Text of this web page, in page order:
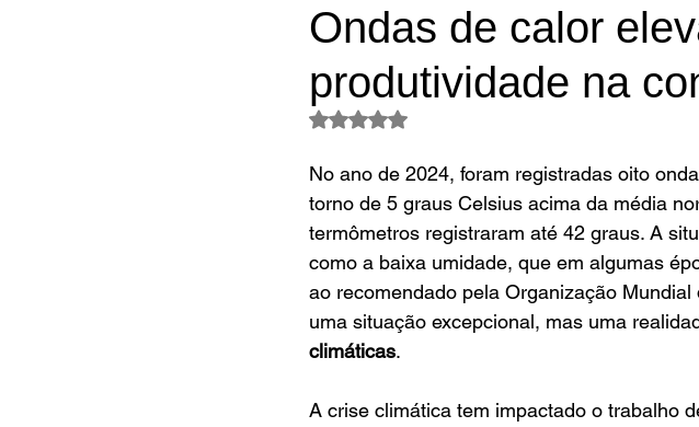
Ondas de calor
produtividade na
Avaliado com NaN de 5 estrelas.
No ano de 2024, foram registradas oito
torno de 5 graus Celsius acima da média
termômetros registraram até 42 graus. A
como a baixa umidade, que em algumas
ao recomendado pela Organização
uma situação excepcional, mas uma
climáticas.
A crise climática tem impactado o trabalho